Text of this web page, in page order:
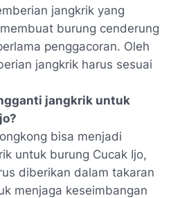
jangkrik yang
burung cenderung
penggacoran. Oleh
jangkrik harus sesuai
jangkrik untuk
bisa menjadi
untuk burung Cucak Ijo,
diberikan dalam takaran
menjaga keseimbangan